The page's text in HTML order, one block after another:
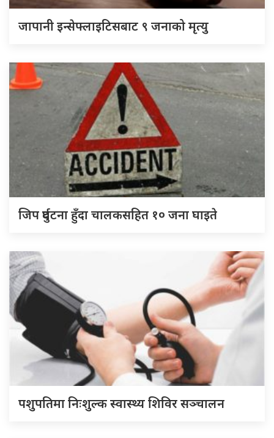
जापानी इन्सेफ्लाइटिसबाट ९ जनाको मृत्यु
जिप दुर्घटना हुँदा चालकसहित १० जना घाइते
पशुपतिमा निःशुल्क स्वास्थ्य शिविर सञ्चालन